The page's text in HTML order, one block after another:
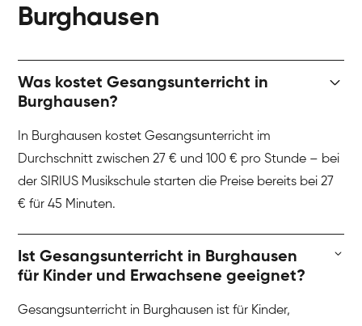
Burghausen
Was kostet Gesangsunterricht in
Burghausen?
In Burghausen kostet Gesangsunterricht im
Durchschnitt zwischen 27 € und 100 € pro Stunde – bei
der SIRIUS Musikschule starten die Preise bereits bei 27
€ für 45 Minuten.
Ist Gesangsunterricht in Burghausen
für Kinder und Erwachsene geeignet?
Gesangsunterricht in Burghausen ist für Kinder,